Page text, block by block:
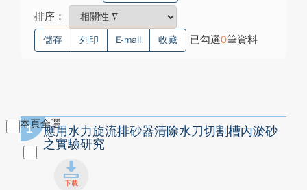
排序：
儲存 列印 E-mail 收藏 已勾選0筆資料
本頁全選
1
應用水力旋流排砂器清除水刀切割槽內淤砂
之實驗研究